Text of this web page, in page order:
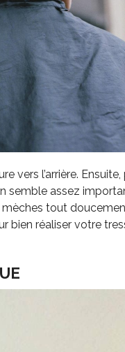
vers l’arrière. Ensuite,
semble assez
mèches tout
bien réaliser votre